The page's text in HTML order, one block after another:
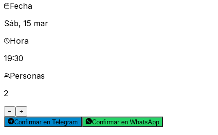
Fecha
Sáb, 15 mar
Hora
19:30
Personas
2
−
+
Confirmar en Telegram
Confirmar en WhatsApp